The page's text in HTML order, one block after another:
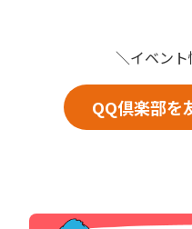
＼イベン
QQ倶楽部を